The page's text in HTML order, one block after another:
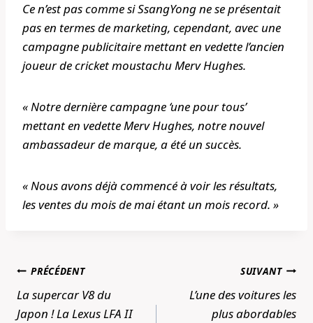
Ce n’est pas comme si SsangYong ne se présentait
pas en termes de marketing, cependant, avec une
campagne publicitaire mettant en vedette l’ancien
joueur de cricket moustachu Merv Hughes.
« Notre dernière campagne ‘une pour tous’
mettant en vedette Merv Hughes, notre nouvel
ambassadeur de marque, a été un succès.
« Nous avons déjà commencé à voir les résultats,
les ventes du mois de mai étant un mois record. »
Navigation
de
l’article
PRÉCÉDENT
La supercar V8 du
Japon ! La Lexus LFA II
SUIVANT
L’une des voitures les
plus abordables